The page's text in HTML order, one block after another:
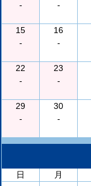
-
-
15
-
16
-
22
-
23
-
29
-
30
-
日
月